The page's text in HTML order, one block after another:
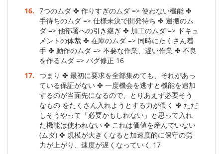
16. 7つのムダ ✤ 作りすぎのムダ => 使わない機能 ✤
手待ちのムダ => 仕様未決で開発待ち ✤ 運搬のム
ダ => 他部署への引き継ぎ ✤ 加工のムダ => ドキュ
メントの体裁 ✤ 在庫のムダ => 同時にたくさん着
手 ✤ 動作のムダ => 不要な作業、遅い作業 ✤ 不良
を作るムダ => バグ修正 16
17. つまり ✤ 最初に要求を全部集めても、それがあっ
ている保証がない ✤ 一度機会を逃すと機能を追加
するのが当面先になるので、とりあえず必要そう
なもの をたくさん入れようとする力が働く ✤ ただ
しそうやって「必要かもしれない」と思って入れ
た機能は使われない ✤ これは価値を産んでいない
(ムダ) ✤ 規模が大きくなると加速度的に保守の労
力が上がり、速度が遅くなっていく 17